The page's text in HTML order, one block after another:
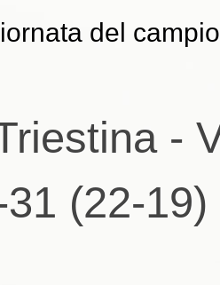
del
-
(22-19)